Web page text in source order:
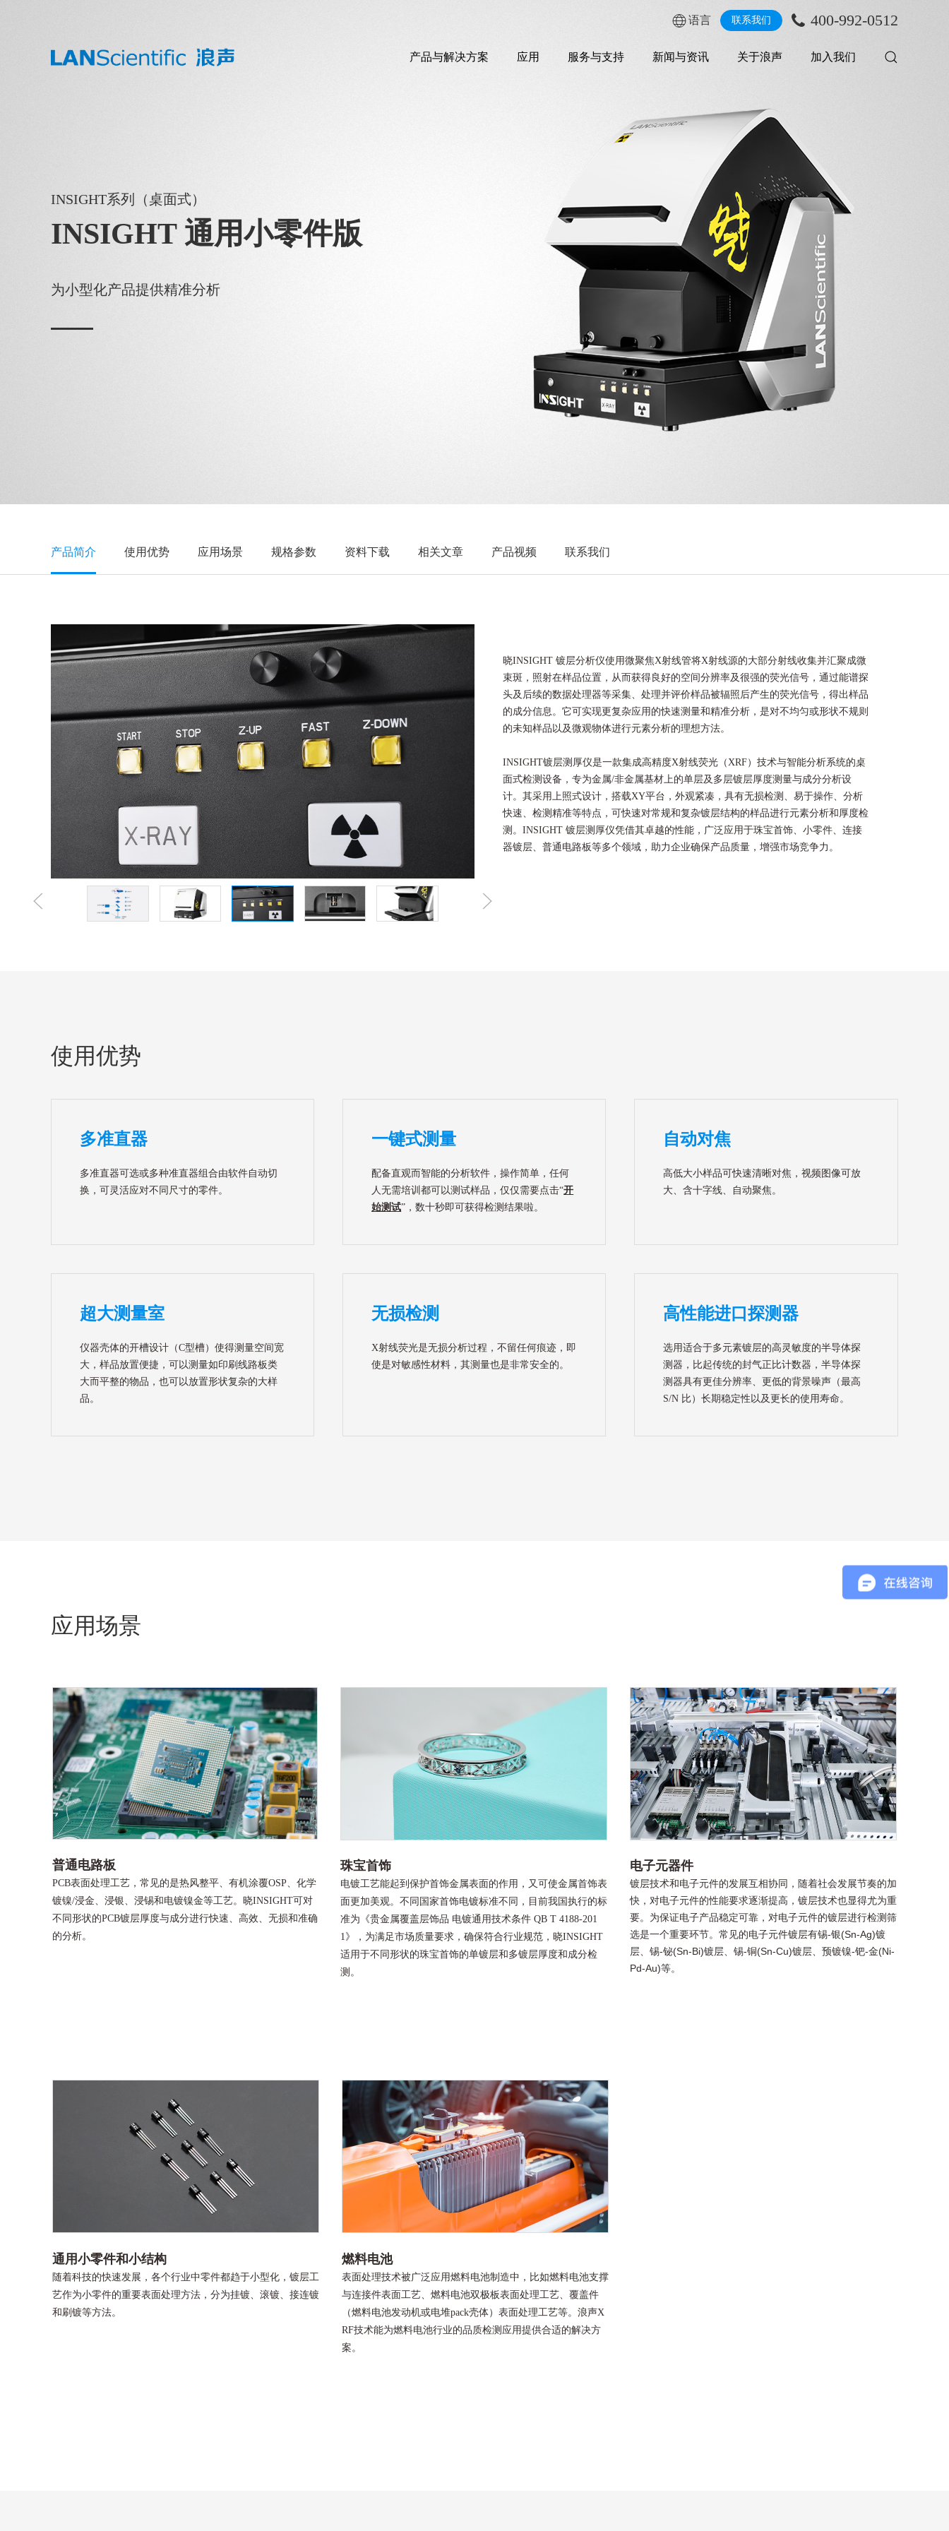
语言 联系我们 400-992-0512
产品与解决方案 应用 服务与支持 新闻与资讯 关于浪声 加入我们
INSIGHT系列（桌面式）
INSIGHT 通用小零件版
为小型化产品提供精准分析
产品简介 使用优势 应用场景 规格参数 资料下载 相关文章 产品视频 联系我们
晓INSIGHT 镀层分析仪使用微聚焦X射线管将X射线源的大部分射线收集并汇聚成微
束斑，照射在样品位置，从而获得良好的空间分辨率及很强的荧光信号，通过能谱探
头及后续的数据处理器等采集、处理并评价样品被辐照后产生的荧光信号，得出样品
的成分信息。它可实现更复杂应用的快速测量和精准分析，是对不均匀或形状不规则
的未知样品以及微观物体进行元素分析的理想方法。
INSIGHT镀层测厚仪是一款集成高精度X射线荧光（XRF）技术与智能分析系统的桌
面式检测设备，专为金属/非金属基材上的单层及多层镀层厚度测量与成分分析设
计。其采用上照式设计，搭载XY平台，外观紧凑，具有无损检测、易于操作、分析
快速、检测精准等特点，可快速对常规和复杂镀层结构的样品进行元素分析和厚度检
测。INSIGHT 镀层测厚仪凭借其卓越的性能，广泛应用于珠宝首饰、小零件、连接
器镀层、普通电路板等多个领域，助力企业确保产品质量，增强市场竞争力。
使用优势
多准直器
多准直器可选或多种准直器组合由软件自动切
换，可灵活应对不同尺寸的零件。
一键式测量
配备直观而智能的分析软件，操作简单，任何
人无需培训都可以测试样品，仅仅需要点击“开
始测试”，数十秒即可获得检测结果啦。
自动对焦
高低大小样品可快速清晰对焦，视频图像可放
大、含十字线、自动聚焦。
超大测量室
仪器壳体的开槽设计（C型槽）使得测量空间宽
大，样品放置便捷，可以测量如印刷线路板类
大而平整的物品，也可以放置形状复杂的大样
品。
无损检测
X射线荧光是无损分析过程，不留任何痕迹，即
使是对敏感性材料，其测量也是非常安全的。
高性能进口探测器
选用适合于多元素镀层的高灵敏度的半导体探
测器，比起传统的封气正比计数器，半导体探
测器具有更佳分辨率、更低的背景噪声（最高
S/N 比）长期稳定性以及更长的使用寿命。
应用场景
普通电路板
PCB表面处理工艺，常见的是热风整平、有机涂覆OSP、化学
镀镍/浸金、浸银、浸锡和电镀镍金等工艺。晓INSIGHT可对
不同形状的PCB镀层厚度与成分进行快速、高效、无损和准确
的分析。
珠宝首饰
电镀工艺能起到保护首饰金属表面的作用，又可使金属首饰表
面更加美观。不同国家首饰电镀标准不同，目前我国执行的标
准为《贵金属覆盖层饰品 电镀通用技术条件 QB T 4188-201
1》，为满足市场质量要求，确保符合行业规范，晓INSIGHT
适用于不同形状的珠宝首饰的单镀层和多镀层厚度和成分检
测。
电子元器件
镀层技术和电子元件的发展互相协同，随着社会发展节奏的加
快，对电子元件的性能要求逐渐提高，镀层技术也显得尤为重
要。为保证电子产品稳定可靠，对电子元件的镀层进行检测筛
选是一个重要环节。常见的电子元件镀层有锡-银(Sn-Ag)镀
层、锡-铋(Sn-Bi)镀层、锡-铜(Sn-Cu)镀层、预镀镍-钯-金(Ni-
Pd-Au)等。
通用小零件和小结构
随着科技的快速发展，各个行业中零件都趋于小型化，镀层工
艺作为小零件的重要表面处理方法，分为挂镀、滚镀、接连镀
和刷镀等方法。
燃料电池
表面处理技术被广泛应用燃料电池制造中，比如燃料电池支撑
与连接件表面工艺、燃料电池双极板表面处理工艺、覆盖件
（燃料电池发动机或电堆pack壳体）表面处理工艺等。浪声X
RF技术能为燃料电池行业的品质检测应用提供合适的解决方
案。